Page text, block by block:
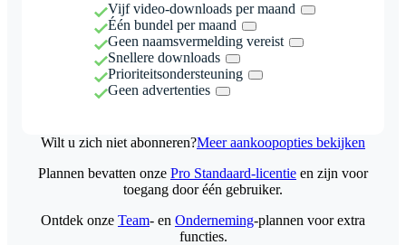
Vijf video-downloads per maand
Één bundel per maand
Geen naamsvermelding vereist
Snellere downloads
Prioriteitsondersteuning
Geen advertenties
Wilt u zich niet abonneren?Meer aankoopopties bekijken
Plannen bevatten onze Pro Standaard-licentie en zijn voor
toegang door één gebruiker.
Ontdek onze Team- en Onderneming-plannen voor extra
functies.